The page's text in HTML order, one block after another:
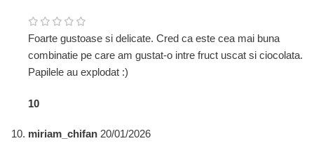
Foarte gustoase si delicate. Cred ca este cea mai buna
combinatie pe care am gustat-o intre fruct uscat si ciocolata.
Papilele au explodat :)
10
miriam_chifan 20/01/2026